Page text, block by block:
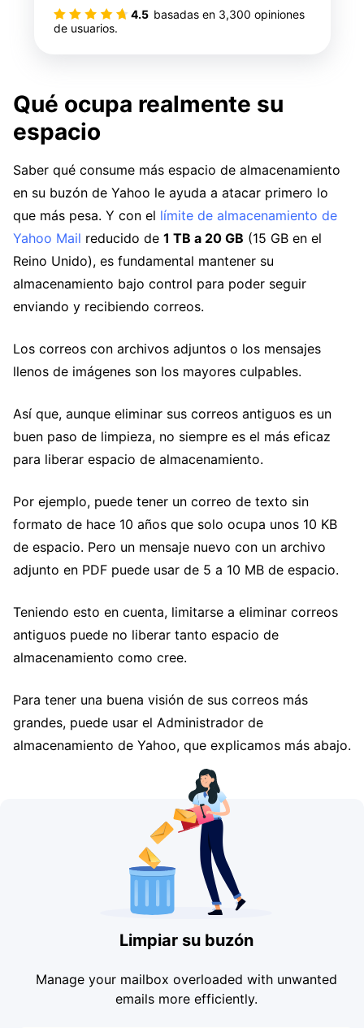
4.5 basadas en 3,300 opiniones
de usuarios.
Qué ocupa realmente su
espacio
Saber qué consume más espacio de almacenamiento
en su buzón de Yahoo le ayuda a atacar primero lo
que más pesa. Y con el límite de almacenamiento de
Yahoo Mail reducido de 1 TB a 20 GB (15 GB en el
Reino Unido), es fundamental mantener su
almacenamiento bajo control para poder seguir
enviando y recibiendo correos.
Los correos con archivos adjuntos o los mensajes
llenos de imágenes son los mayores culpables.
Así que, aunque eliminar sus correos antiguos es un
buen paso de limpieza, no siempre es el más eficaz
para liberar espacio de almacenamiento.
Por ejemplo, puede tener un correo de texto sin
formato de hace 10 años que solo ocupa unos 10 KB
de espacio. Pero un mensaje nuevo con un archivo
adjunto en PDF puede usar de 5 a 10 MB de espacio.
Teniendo esto en cuenta, limitarse a eliminar correos
antiguos puede no liberar tanto espacio de
almacenamiento como cree.
Para tener una buena visión de sus correos más
grandes, puede usar el Administrador de
almacenamiento de Yahoo, que explicamos más abajo.
Limpiar su buzón
Manage your mailbox overloaded with unwanted
emails more efficiently.